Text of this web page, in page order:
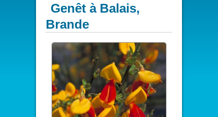
Genêt à Balais,
Brande